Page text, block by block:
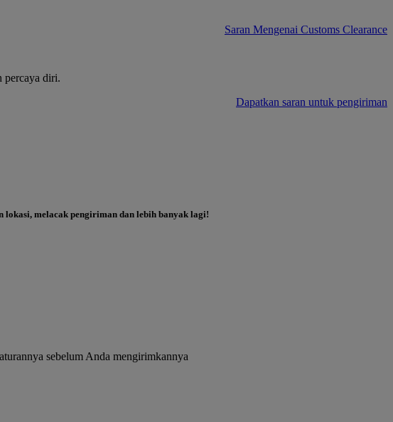
Saran Mengenai Customs Clearance
percaya diri.
Dapatkan saran untuk pengiriman
lokasi, melacak pengiriman dan lebih banyak lagi!
sebelum Anda mengirimkannya